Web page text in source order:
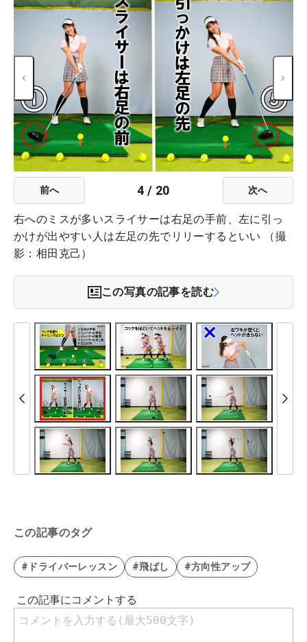
前へ 4 / 20 次へ
右へのミスが多いスライサーは右足の手前、左に引っ
かけが出やすい人は左足の先でリリーするといい （撮
影：相田克己）
この写真の記事を読む
この記事のタグ
#ドライバーレッスン #飛ばし #方向性アップ